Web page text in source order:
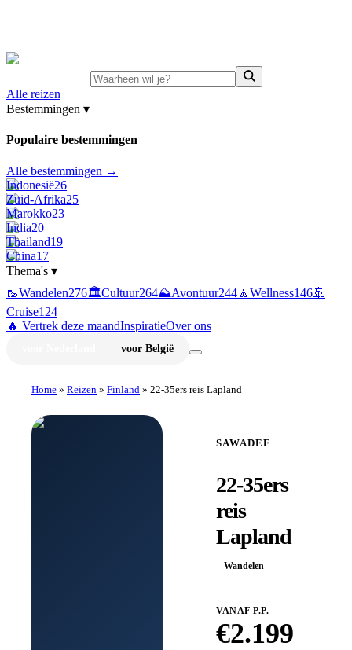
Alle reizen
Bestemmingen ▾
Populaire bestemmingen
Alle bestemmingen →
Indonesië26
Zuid-Afrika25
Marokko23
India20
Thailand19
China17
Thema's ▾
🥾Wandelen276🏛️Cultuur264⛰️Avontuur244🧘Wellness146🚢
Cruise124
🔥 Vertrek deze maandInspiratieOver ons
voor België
Home » Reizen » Finland » 22-35ers reis Lapland
SAWADEE
22-35ers
reis
Lapland
Wandelen
VANAF P.P.
€2.199